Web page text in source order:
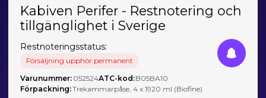
Kabiven Perifer - Restnotering och
tillgänglighet i Sverige
Restnoteringsstatus:
Försäljning upphör permanent
Varunummer: 052524ATC-kod:B05BA10
Förpackning:Trekammarpåse, 4 x 1920 ml (Biofine)